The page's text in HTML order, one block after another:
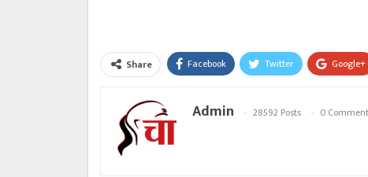
Share Facebook Twitter Google+
Admin 28592 Posts 0